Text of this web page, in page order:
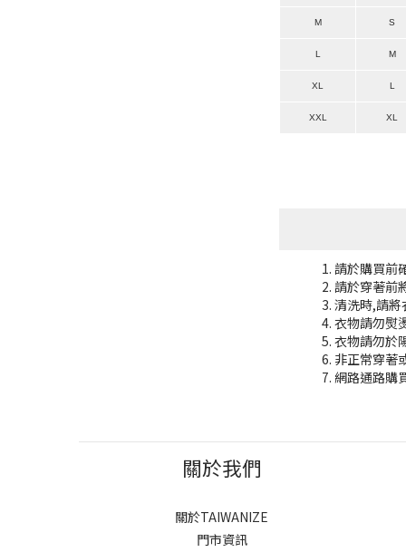
M S
L M
XL L
XXL XL
請於購買前
請於穿著前
清洗時,請將
衣物請勿熨
衣物請勿於
非正常穿著
網路通路購
關於我們
關於TAIWANIZE
門市資訊